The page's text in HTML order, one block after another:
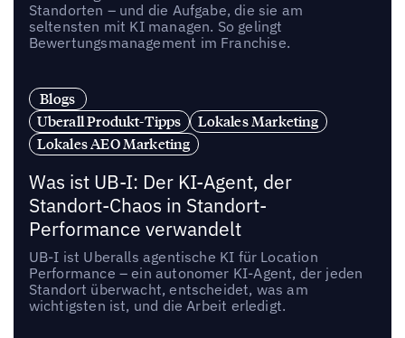
Standorten – und die Aufgabe, die sie am
seltensten mit KI managen. So gelingt
Bewertungsmanagement im Franchise.
Blogs
Uberall Produkt-Tipps
Lokales Marketing
Lokales AEO Marketing
Was ist UB-I: Der KI-Agent, der
Standort-Chaos in Standort-
Performance verwandelt
UB-I ist Uberalls agentische KI für Location
Performance – ein autonomer KI-Agent, der jeden
Standort überwacht, entscheidet, was am
wichtigsten ist, und die Arbeit erledigt.